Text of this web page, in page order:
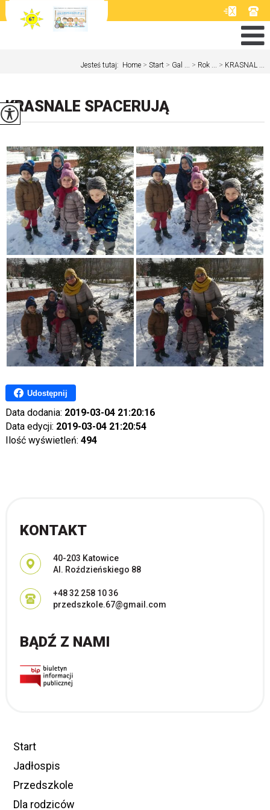
Jesteś tutaj: Home > Start > Gal ... > Rok ... > KRASNAL ...
KRASNALE SPACERUJĄ
Udostępnij
Data dodania: 2019-03-04 21:20:16
Data edycji: 2019-03-04 21:20:54
Ilość wyświetleń: 494
KONTAKT
Adres pocztowy:
40-203 Katowice
Al. Roździeńskiego 88
+48 32 258 10 36
przedszkole.67@gmail.com
BĄDŹ Z NAMI
Start
Jadłospis
Przedszkole
Dla rodziców